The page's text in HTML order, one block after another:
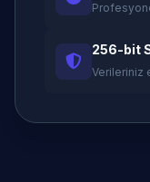
256-bit
Verileriniz